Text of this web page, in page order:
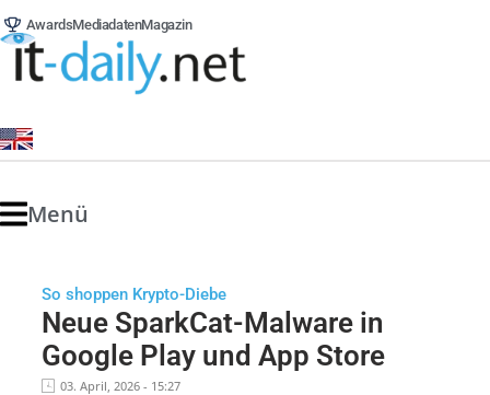
AwardsMediadatenMagazin
Menü
So shoppen Krypto-Diebe
Neue SparkCat-Malware in
Google Play und App Store
03. April, 2026 - 15:27